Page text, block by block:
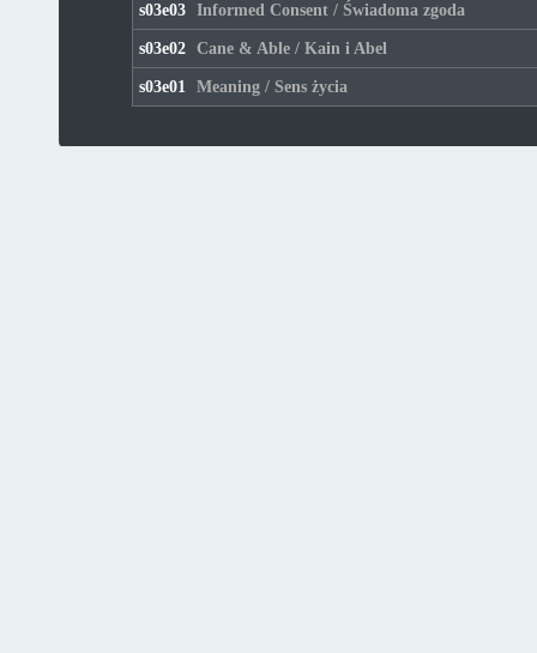
s03e03 Informed Consent / Świadoma zgoda
s03e02 Cane & Able / Kain i Abel
s03e01 Meaning / Sens życia